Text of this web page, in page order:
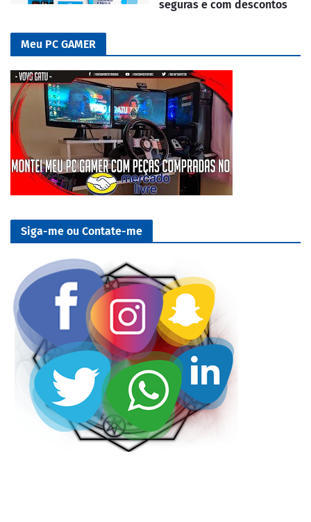
seguras e com descontos
Meu PC GAMER
Siga-me ou Contate-me